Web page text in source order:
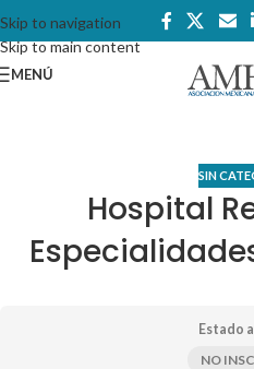
Skip to navigation
Skip to main content
MENÚ
SIN
Hospital
Estado
NO